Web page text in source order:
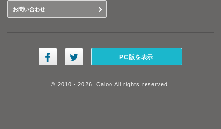
お問い合わせ
PC版を表示
© 2010 - 2026, Caloo All rights reserved.